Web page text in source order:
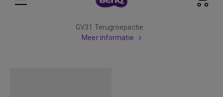
GV31 Terugroepactie
Meer informatie